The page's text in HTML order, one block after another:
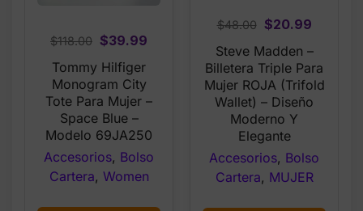
$118.00 Original
price
was:
$118.00.
$39.99
$39.99.
Tommy Hilfiger
Monogram City
Tote Para Mujer –
Space Blue –
Modelo 69JA250
Accesorios, Bolso
Cartera, Women
$48.00
Original
price
was:
$48.00.
$20.99Current
is:
$20.99.
Steve Madden –
Billetera Triple Para
Mujer ROJA (Trifold
Wallet) – Diseño
Moderno Y
Elegante
Accesorios, Bolso
Cartera, MUJER